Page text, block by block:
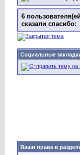
6
сказали cпасибо:
Социальные
Ваши права в